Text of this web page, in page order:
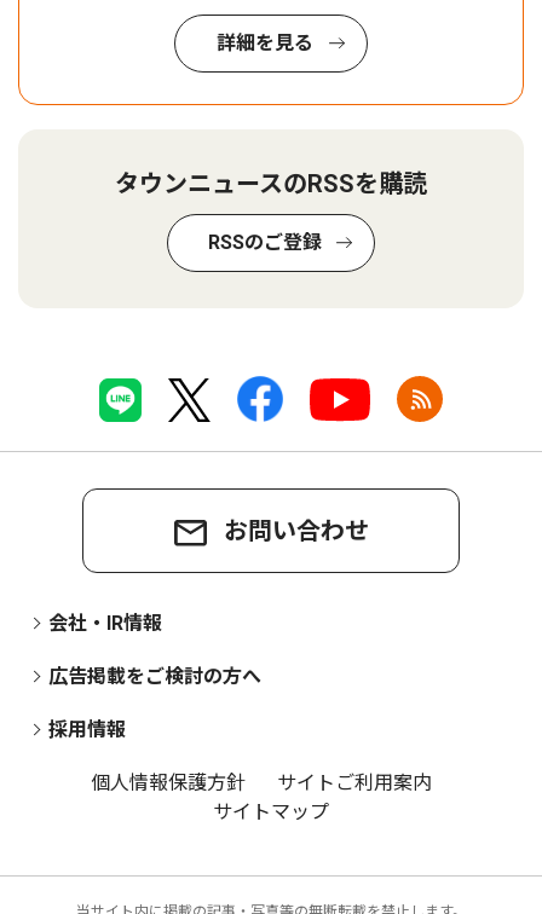
詳細を見る
タウンニュースのRSSを購読
RSSのご登録
お問い合わせ
会社・IR情報
広告掲載をご検討の方へ
採用情報
個人情報保護方針
サイトご利用案内
サイトマップ